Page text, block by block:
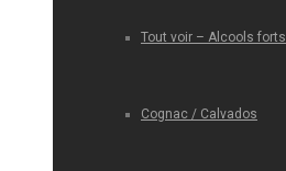
Tout voir – Alcools forts
Cognac / Calvados